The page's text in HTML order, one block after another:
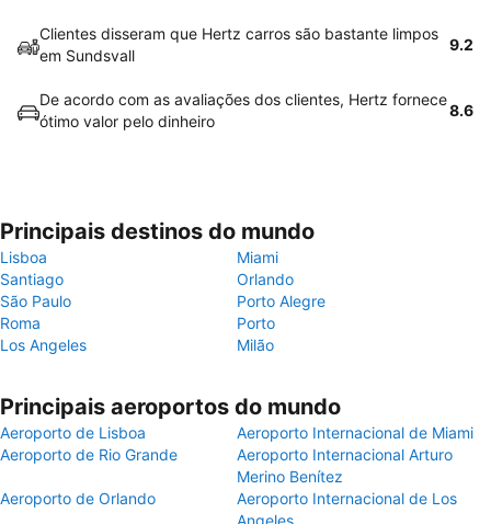
Clientes disseram que Hertz carros são bastante limpos
em Sundsvall
9.2
De acordo com as avaliações dos clientes, Hertz fornece
ótimo valor pelo dinheiro
8.6
Principais destinos do mundo
Lisboa
Miami
Santiago
Orlando
São Paulo
Porto Alegre
Roma
Porto
Los Angeles
Milão
Principais aeroportos do mundo
Aeroporto de Lisboa
Aeroporto Internacional de Miami
Aeroporto de Rio Grande
Aeroporto Internacional Arturo
Merino Benítez
Aeroporto de Orlando
Aeroporto Internacional de Los
Angeles